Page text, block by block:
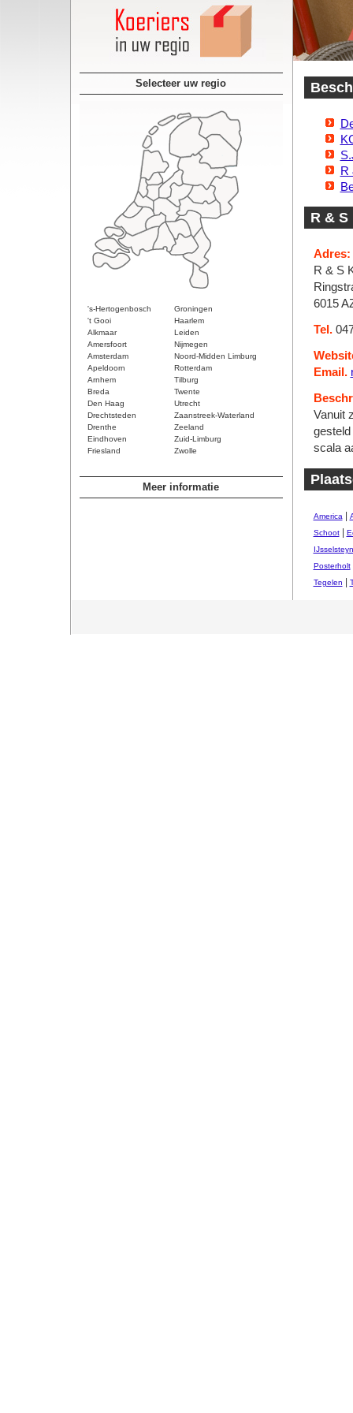
Selecteer uw regio
's-Hertogenbosch
Groningen
't Gooi
Haarlem
Alkmaar
Leiden
Amersfoort
Nijmegen
Amsterdam
Noord-Midden Limburg
Apeldoorn
Rotterdam
Arnhem
Tilburg
Breda
Twente
Den Haag
Utrecht
Drechtsteden
Zaanstreek-Waterland
Drenthe
Zeeland
Eindhoven
Zuid-Limburg
Friesland
Zwolle
Meer informatie
R
R &
Adres:
R & S
6015
Tel.
Email.
Vanuit
scala
America|
Schoot|
Posterholt
Tegelen